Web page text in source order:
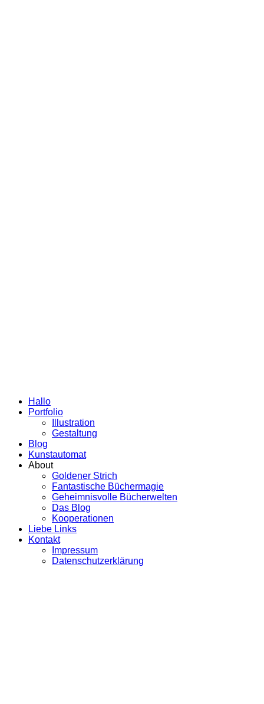
Hallo
Portfolio
Illustration
Gestaltung
Blog
Kunstautomat
About
Goldener Strich
Fantastische Büchermagie
Geheimnisvolle Bücherwelten
Das Blog
Kooperationen
Liebe Links
Kontakt
Impressum
Datenschutzerklärung